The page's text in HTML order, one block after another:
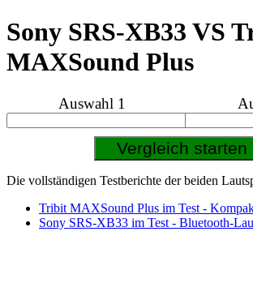
Sony SRS-XB33 VS
MAXSound Plus
Auswahl 1
Die vollständigen Testberichte der beiden
Tribit MAXSound Plus im Test -
Sony SRS-XB33 im Test - Bluetooth-